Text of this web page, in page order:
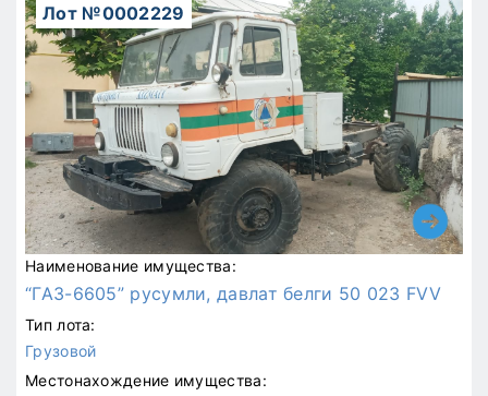
Лот №0002229
Наименование имущества:
“ГАЗ-6605” русумли, давлат белги 50 023 FVV
Тип лота:
Грузовой
Местонахождение имущества: